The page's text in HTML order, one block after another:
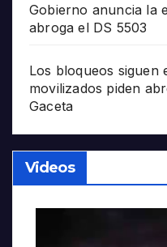
Gobierno anuncia la
abroga el DS 5503
Los bloqueos siguen
movilizados piden
Gaceta
Videos